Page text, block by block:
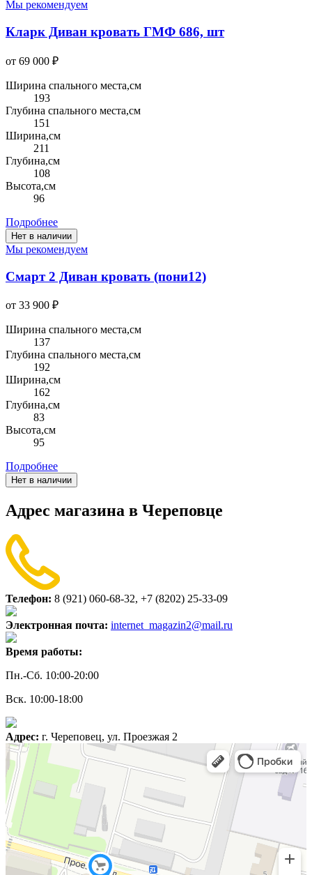
Мы рекомендуем
Кларк Диван кровать ГМФ 686, шт
от 69 000 ₽
Ширина спального места,см
193
Глубина спального места,см
151
Ширина,см
211
Глубина,см
108
Высота,см
96
Подробнее
Нет в наличии
Мы рекомендуем
Смарт 2 Диван кровать (пони12)
от 33 900 ₽
Ширина спального места,см
137
Глубина спального места,см
192
Ширина,см
162
Глубина,см
83
Высота,см
95
Подробнее
Нет в наличии
Адрес магазина в Череповце
Телефон: 8 (921) 060-68-32, +7 (8202) 25-33-09
Электронная почта: internet_magazin2@mail.ru
Время работы:
Пн.-Сб. 10:00-20:00
Вск. 10:00-18:00
Адрес: г. Череповец, ул. Проезжая 2